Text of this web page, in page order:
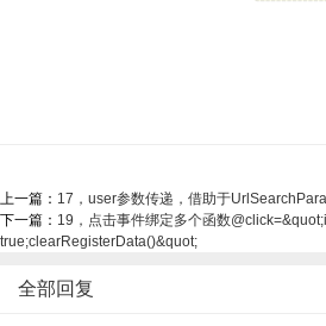
上一篇： 17，user参数传递，借助于
下一篇： 19，点击事件绑定多个函数
true;clearRegisterData()&quot;
全部回复